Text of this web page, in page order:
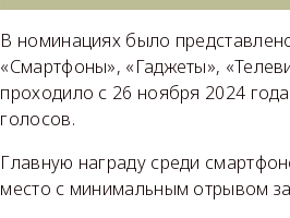
В номинациях было
«Смартфоны», «Гаджеты»,
проходило с 26 ноября 2024
голосов.
Главную награду среди
место с минимальным отрывом